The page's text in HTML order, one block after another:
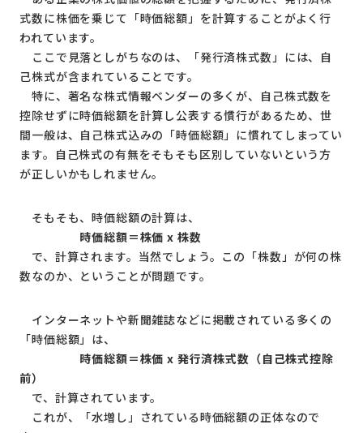
式数に株価を乗じて「時価総額」を計算することがよく行
われています。
ここで見落としがちなのは、「発行済株式数」には、自
己株式が含まれていることです。
特に、著名な株式情報ベンダーの多くが、自己株式数を
控除せずに時価総額を計算し公表する慣行があるため、世
間一般は、自己株式込みの「時価総額」に慣れてしまってい
ます。自己株式の有無をそもそも区別していないという方
が正しいかもしれません。
そもそも、時価総額の計算は、
時価総額＝株価 x 株数
で、計算されます。当然でしょう。この「株数」が何の株
数なのか、ということが問題です。
インターネットや新聞雑誌などに掲載されている多くの
「時価総額」は、
時価総額＝株価 x 発行済株式数（自己株式控除
前）
で、計算されています。
これが、「水増し」されている時価総額の正体なので